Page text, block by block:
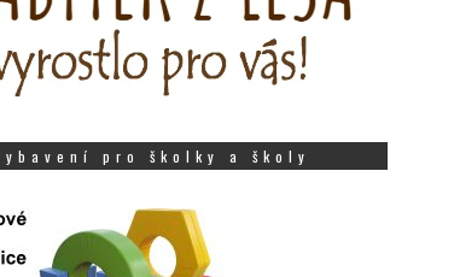
pro školky a školy